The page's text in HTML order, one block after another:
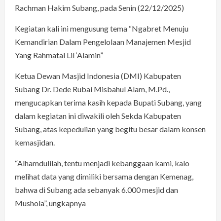
Rachman Hakim Subang, pada Senin (22/12/2025)
Kegiatan kali ini mengusung tema “Ngabret Menuju
Kemandirian Dalam Pengelolaan Manajemen Mesjid
Yang Rahmatal Lil ‘Alamin”
Ketua Dewan Masjid Indonesia (DMI) Kabupaten
Subang Dr. Dede Rubai Misbahul Alam, M.Pd.,
mengucapkan terima kasih kepada Bupati Subang, yang
dalam kegiatan ini diwakili oleh Sekda Kabupaten
Subang, atas kepedulian yang begitu besar dalam konsen
kemasjidan.
“Alhamdulilah, tentu menjadi kebanggaan kami, kalo
melihat data yang dimiliki bersama dengan Kemenag,
bahwa di Subang ada sebanyak 6.000 mesjid dan
Mushola”, ungkapnya